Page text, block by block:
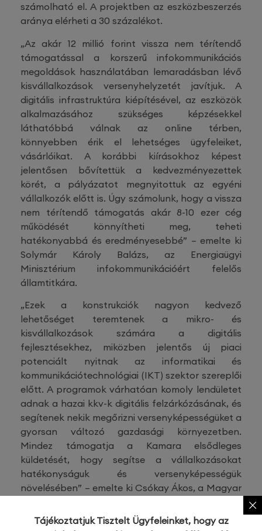
számolható el. A projektben az eszközbeszerzés
aránya elérheti a 30 százalékot.
„Az akár 12 millió forint vissza nem térítendő
támogatással a korszerű infokommunikációs
megoldások használatában lemaradásban lévő
kisvállalkozások versenyhelyzetét javítjuk. A
digitális infrastruktúra kiépítésével, az eszközök
alkalmazásához szükséges képzésekkel
láthatóbbá válnak az online térben,
könnyebben érik el lehetséges ügyfeleiket,
vásárlóikat. A korábbi kiírásokhoz képest
jelentősen bővítettük a kedvezményezettek
körét, a pályázatot megnyitottuk az egyéni
vállalkozók előtt is. Úgy számolunk, hogy a vissza
nem térítendő támogatás akár 8-10 ezer cég
működését könnyítheti meg, teheti
hatékonyabbá és eredményesebbé” – emelte ki
Solymár Károly Balázs, az Energiaügyi
Minisztérium infokommunikációért felelős
államtitkára.
„Ezek a konstrukciók nagyon kedvező
lehetőséget teremtenek a mikro- és
kisvállalkozások számára a digitális
fejlesztésekhez, miközben jelentős új piaci
potenciált nyitnak az informatikai és
kommunikációtechnológiai (IKT) szektor szereplői
előtt. A programok várhatóan komoly lendületet
adnak a hazai kkv-k digitális felzárkózásának, és
segítenek nekik megőrizni versenyképességüket a
gyorsan változó gazdasági környezetben.
Mindez támogatja a Kamara elsődleges
küldetését, hogy segítse a vállalkozásokat
hatékonyságuk és versenyképességük
növelésében” – emelte ki Csókay Ákos, a Magyar
fejlesztéseket továbbra is a Kamara által
Tájékoztatjuk Tisztelt Ügyfeleinket, hogy az